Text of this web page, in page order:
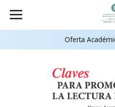
Oferta